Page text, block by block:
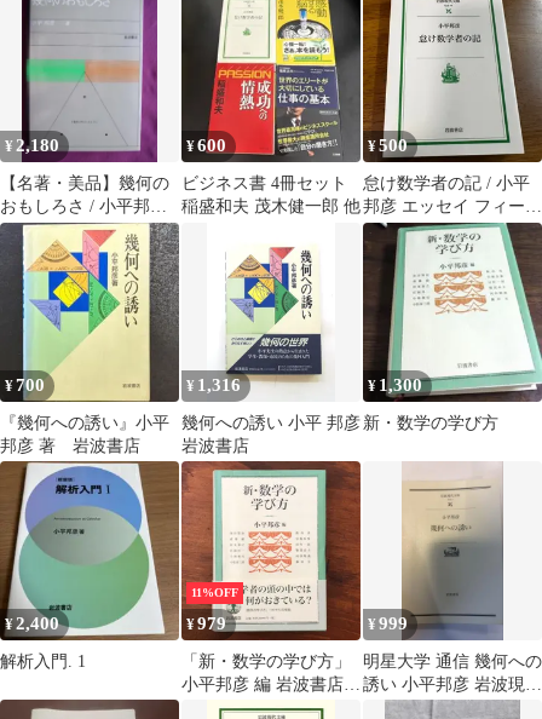
¥2,180
【名著・美品】幾何の
おもしろさ / 小平邦彦
著（岩波書店）
¥600
ビジネス書 4冊セット
稲盛和夫 茂木健一郎 他
¥500
怠け数学者の記 / 小平
邦彦 エッセイ フィール
ズ賞 文庫
¥700
『幾何への誘い』小平
邦彦 著 岩波書店
¥ 1,316
幾何への誘い 小平 邦彦
岩波書店
¥ 1,300
新・数学の学び方
¥2,400
解析入門. 1
11%OFF
¥979
「新・数学の学び方」
小平邦彦 編 岩波書店
2015年3月5日 第2刷発
¥999
明星大学 通信 幾何への
誘い 小平邦彦 岩波現代
文庫